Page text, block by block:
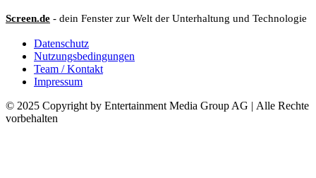
Screen.de - dein Fenster zur Welt der Unterhaltung und Technologie
Datenschutz
Nutzungsbedingungen
Team / Kontakt
Impressum
© 2025 Copyright by Entertainment Media Group AG | Alle Rechte
vorbehalten